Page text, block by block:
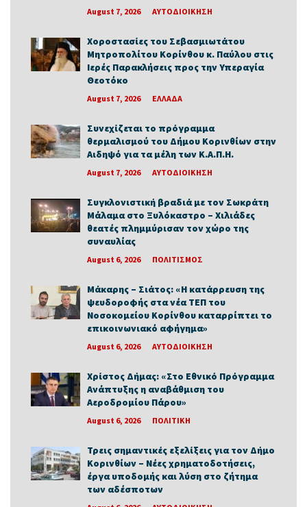
August 7, 2026 ΑΥΤΟΔΙΟΙΚΗΣΗ
Χοροστασίες του Σεβασμιωτάτου
Μητροπολίτου Κορίνθου κ. Παύλου στις
Ιερές Παρακλήσεις προς την Υπεραγία
Θεοτόκο
August 7, 2026 ΕΛΛΑΔΑ
Συνεχίζεται το πρόγραμμα
θερμαλισμού του Δήμου Κορινθίων στην
Αιδηψό για τα μέλη των Κ.Α.Π.Η.
August 7, 2026 ΑΥΤΟΔΙΟΙΚΗΣΗ
Συγκλονιστική βραδιά με τον Σωκράτη
Μάλαμα στο Ξυλόκαστρο – Χιλιάδες
θεατές πλημμύρισαν τον χώρο της
συναυλίας
August 6, 2026 ΠΟΛΙΤΙΣΜΟΣ
Μάκαρης – Σιάτος: «Η κατάρρευση της
ψευδοροφής στα νέα ΤΕΠ του
Νοσοκομείου Κορίνθου καταρρίπτει το
επικοινωνιακό αφήγημα»
August 6, 2026 ΑΥΤΟΔΙΟΙΚΗΣΗ
Χρίστος Δήμας: «Στο Εθνικό Πρόγραμμα
Ανάπτυξης η αναβάθμιση του
Αεροδρομίου Πάρου»
August 6, 2026 ΠΟΛΙΤΙΚΗ
Τρεις σημαντικές εξελίξεις για τον Δήμο
Κορινθίων – Νέες χρηματοδοτήσεις,
έργα υποδομής και λύση στο ζήτημα
των αδέσποτων